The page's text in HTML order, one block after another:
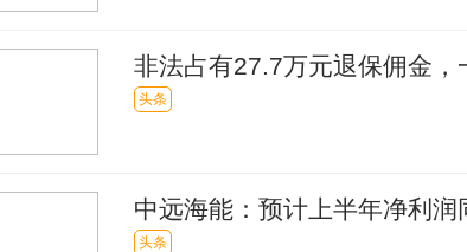
非法占有27.7万元退保佣金，
被判刑
头条
中远海能：预计上半年净利润
头条